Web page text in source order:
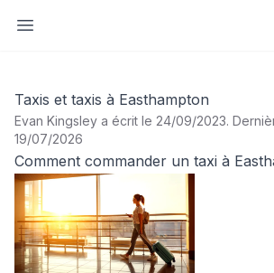
Ouvrir la barre latérale
Taxis et taxis à Easthampton
Evan Kingsley a écrit le 24/09/2023.
19/07/2026
Comment commander un taxi à